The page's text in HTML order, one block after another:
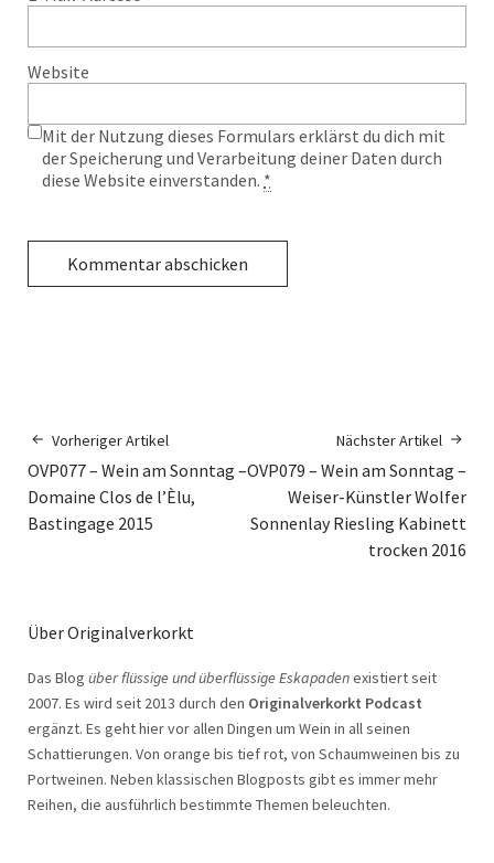
Website
Mit der Nutzung dieses Formulars erklärst du dich mit
der Speicherung und Verarbeitung deiner Daten durch
diese Website einverstanden. *
Vorheriger Artikel
OVP077 – Wein am Sonntag –
Domaine Clos de l’Èlu,
Bastingage 2015
Nächster Artikel
OVP079 – Wein am Sonntag –
Weiser-Künstler Wolfer
Sonnenlay Riesling Kabinett
trocken 2016
Über Originalverkorkt
Das Blog über flüssige und überflüssige Eskapadenexistiert seit
2007. Es wird seit 2013 durch den Originalverkorkt Podcast
ergänzt. Es geht hier vor allen Dingen um Wein in all seinen
Schattierungen. Von orange bis tief rot, von Schaumweinen bis zu
Portweinen. Neben klassischen Blogposts gibt es immer mehr
Reihen, die ausführlich bestimmte Themen beleuchten.